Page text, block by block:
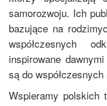
samorozwoju. Ich
bazujące na
współczesnych
inspirowane
są do
Wspieramy polskich